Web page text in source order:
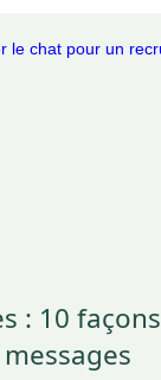
: 10 façons